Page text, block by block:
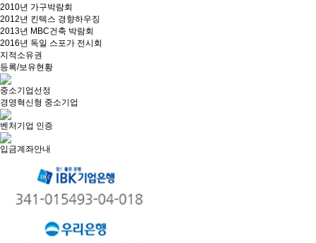
2010년 가구박람회
2012년 킨텍스 경향하우징
2013년 MBC건축 박람회
2016년 독일 스포가 전시회
지적소유권
등록/보유현황
중소기업선정
경영혁신형 중소기업
벤처기업 인증
입금계좌안내